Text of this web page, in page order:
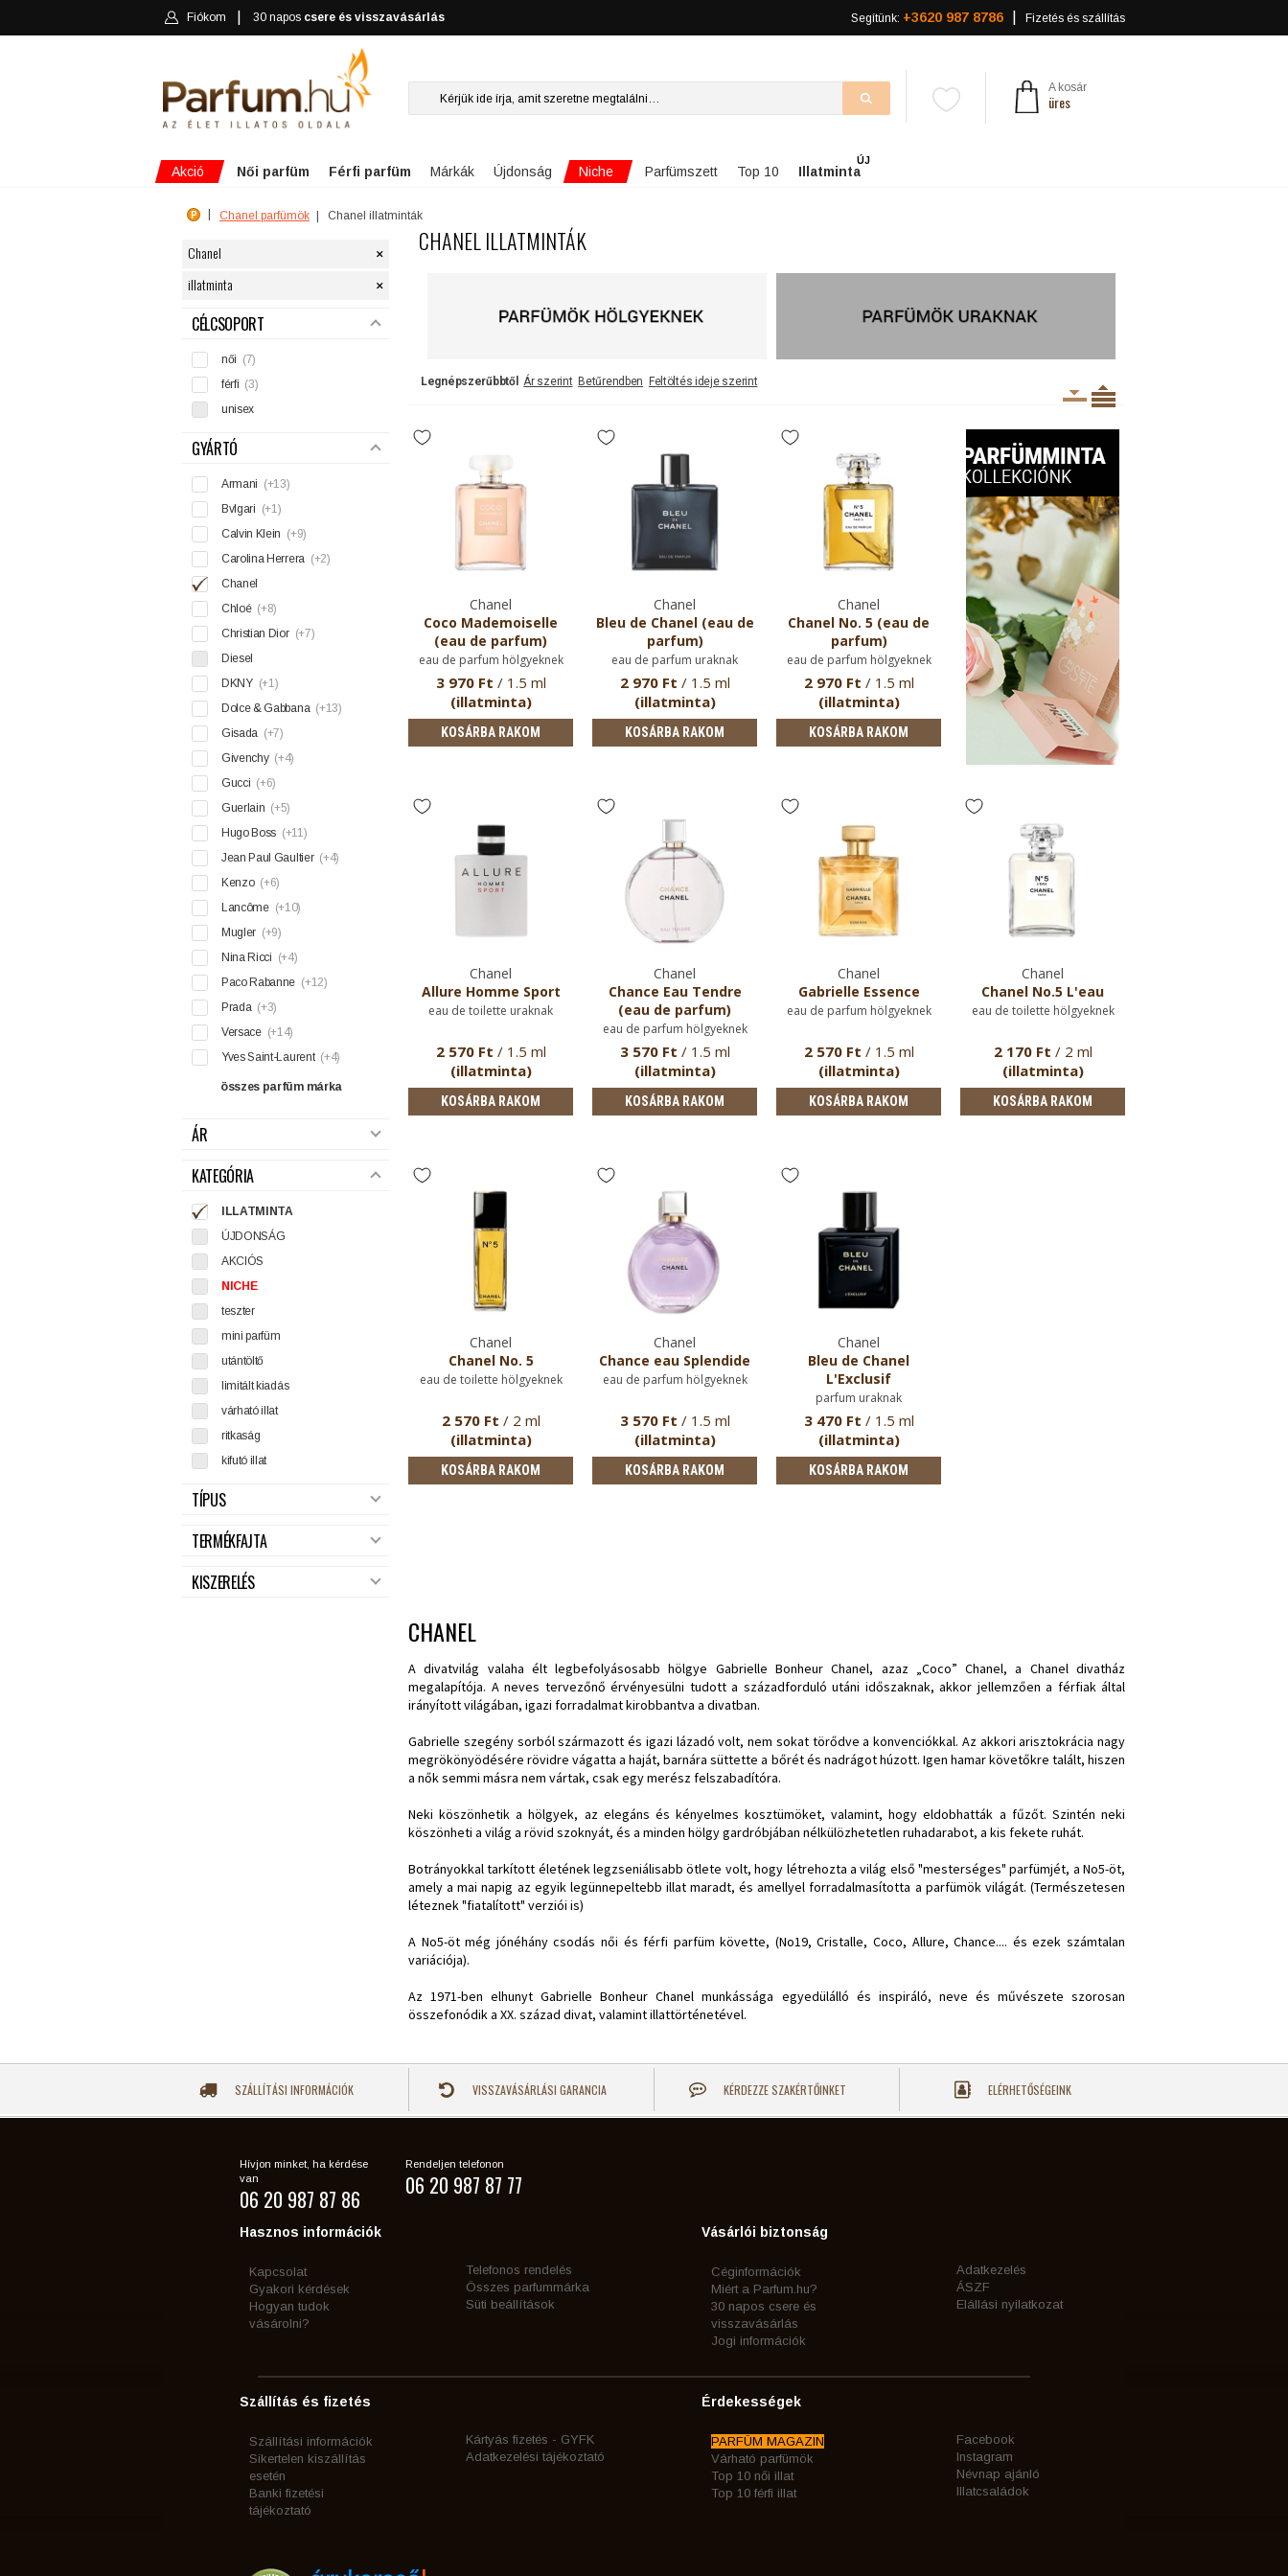
Fiókom 30 napos csere és visszavásárlás Segítünk: +3620 987 8786 Fizetés és szállítás
A kosár
üres
Akció Női parfüm Férfi parfüm Márkák Újdonság Niche Parfümszett Top 10 Illatminta
ÚJ
Chanel parfümök Chanel illatminták
Chanel ×
illatminta ×
SZŰRÉS
CÉLCSOPORT
női (7)
férfi (3)
unisex
GYÁRTÓ
Armani (+13)
Bvlgari (+1)
Calvin Klein (+9)
Carolina Herrera (+2)
Chanel
Chloé (+8)
Christian Dior (+7)
Diesel
DKNY (+1)
Dolce & Gabbana (+13)
Gisada (+7)
Givenchy (+4)
Gucci (+6)
Guerlain (+5)
Hugo Boss (+11)
Jean Paul Gaultier (+4)
Kenzo (+6)
Lancôme (+10)
Mugler (+9)
Nina Ricci (+4)
Paco Rabanne (+12)
Prada (+3)
Versace (+14)
Yves Saint-Laurent (+4)
összes parfüm márka
ÁR
KATEGÓRIA
ILLATMINTA
ÚJDONSÁG
AKCIÓS
NICHE
teszter
mini parfüm
utántöltő
limitált kiadás
várható illat
ritkaság
kifutó illat
TÍPUS
TERMÉKFAJTA
KISZERELÉS
CHANEL ILLATMINTÁK
Legnépszerűbbtől Ár szerint Betűrendben Feltöltés ideje szerint
Chanel
Coco Mademoiselle
(eau de parfum)
eau de parfum hölgyeknek
3 970 Ft / 1.5 ml
(illatminta)
KOSÁRBA RAKOM
Chanel
Bleu de Chanel (eau de
parfum)
eau de parfum uraknak
2 970 Ft / 1.5 ml
(illatminta)
KOSÁRBA RAKOM
Chanel
Chanel No. 5 (eau de
parfum)
eau de parfum hölgyeknek
2 970 Ft / 1.5 ml
(illatminta)
KOSÁRBA RAKOM
Chanel
Allure Homme Sport
eau de toilette uraknak
2 570 Ft / 1.5 ml
(illatminta)
KOSÁRBA RAKOM
Chanel
Chance Eau Tendre
(eau de parfum)
eau de parfum hölgyeknek
3 570 Ft / 1.5 ml
(illatminta)
KOSÁRBA RAKOM
Chanel
Gabrielle Essence
eau de parfum hölgyeknek
2 570 Ft / 1.5 ml
(illatminta)
KOSÁRBA RAKOM
Chanel
Chanel No.5 L'eau
eau de toilette hölgyeknek
2 170 Ft / 2 ml
(illatminta)
KOSÁRBA RAKOM
Chanel
Chanel No. 5
eau de toilette hölgyeknek
2 570 Ft / 2 ml
(illatminta)
KOSÁRBA RAKOM
Chanel
Chance eau Splendide
eau de parfum hölgyeknek
3 570 Ft / 1.5 ml
(illatminta)
KOSÁRBA RAKOM
Chanel
Bleu de Chanel
L'Exclusif
parfum uraknak
3 470 Ft / 1.5 ml
(illatminta)
KOSÁRBA RAKOM
CHANEL
A divatvilág valaha élt legbefolyásosabb hölgye Gabrielle Bonheur Chanel, azaz „Coco” Chanel, a Chanel divatház
megalapítója. A neves tervezőnő érvényesülni tudott a századforduló utáni időszaknak, akkor jellemzően a férfiak által
irányított világában, igazi forradalmat kirobbantva a divatban.
Gabrielle szegény sorból származott és igazi lázadó volt, nem sokat törődve a konvenciókkal. Az akkori arisztokrácia nagy
megrökönyödésére rövidre vágatta a haját, barnára süttette a bőrét és nadrágot húzott. Igen hamar követőkre talált, hiszen
a nők semmi másra nem vártak, csak egy merész felszabadítóra.
Neki köszönhetik a hölgyek, az elegáns és kényelmes kosztümöket, valamint, hogy eldobhatták a fűzőt. Szintén neki
köszönheti a világ a rövid szoknyát, és a minden hölgy gardróbjában nélkülözhetetlen ruhadarabot, a kis fekete ruhát.
Botrányokkal tarkított életének legzseniálisabb ötlete volt, hogy létrehozta a világ első "mesterséges" parfümjét, a No5-öt,
amely a mai napig az egyik legünnepeltebb illat maradt, és amellyel forradalmasította a parfümök világát. (Természetesen
léteznek "fiatalított" verziói is)
A No5-öt még jónéhány csodás női és férfi parfüm követte, (No19, Cristalle, Coco, Allure, Chance.... és ezek számtalan
variációja).
Az 1971-ben elhunyt Gabrielle Bonheur Chanel munkássága egyedülálló és inspiráló, neve és művészete szorosan
összefonódik a XX. század divat, valamint illattörténetével.
SZÁLLÍTÁSI INFORMÁCIÓK VISSZAVÁSÁRLÁSI GARANCIA KÉRDEZZE SZAKÉRTŐINKET ELÉRHETŐSÉGEINK
Hívjon minket, ha kérdése
van
06 20 987 87 86
Rendeljen telefonon
06 20 987 87 77
Hasznos információk
Kapcsolat
Gyakori kérdések
Hogyan tudok
vásárolni?
Telefonos rendelés
Összes parfummárka
Süti beállítások
Vásárlói biztonság
Céginformációk
Miért a Parfum.hu?
30 napos csere és
visszavásárlás
Jogi információk
Adatkezelés
ÁSZF
Elállási nyilatkozat
Szállítás és fizetés
Szállítási információk
Sikertelen kiszállítás
esetén
Banki fizetési
tájékoztató
Kártyás fizetés - GYFK
Adatkezelési tájékoztató
Érdekességek
PARFÜM MAGAZIN
Várható parfümök
Top 10 női illat
Top 10 férfi illat
Facebook
Instagram
Névnap ajánló
Illatcsaládok